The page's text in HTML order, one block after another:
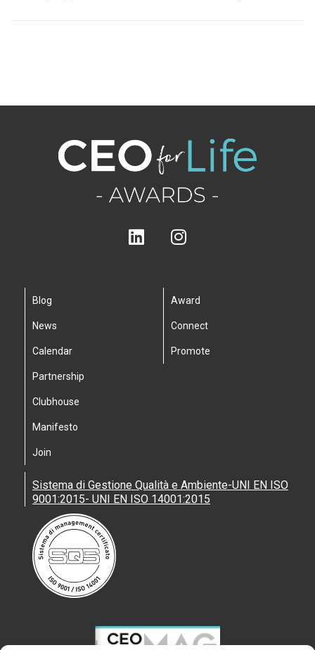
Blog
News
Calendar
Partnership
Clubhouse
Manifesto
Join
Award
Connect
Promote
Sistema di Gestione Qualità e Ambiente-UNI EN ISO
9001:2015- UNI EN ISO 14001:2015